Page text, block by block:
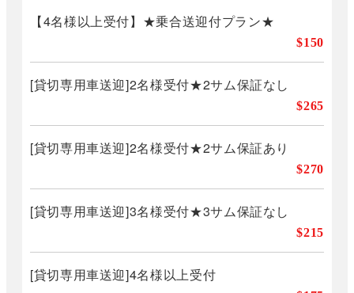
【4名様以上受付】★乗合送迎付プラン★
$150
[貸切専用車送迎]2名様受付★2サム保証なし
$265
[貸切専用車送迎]2名様受付★2サム保証あり
$270
[貸切専用車送迎]3名様受付★3サム保証なし
$215
[貸切専用車送迎]4名様以上受付